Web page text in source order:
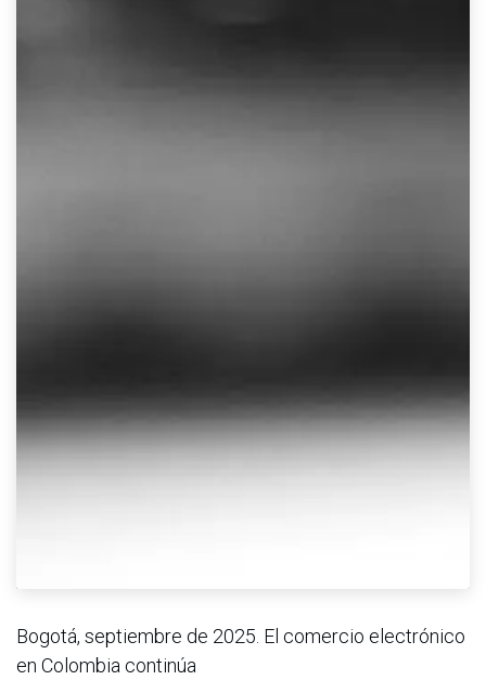
Bogotá, septiembre de 2025. El comercio electrónico
en Colombia continúa